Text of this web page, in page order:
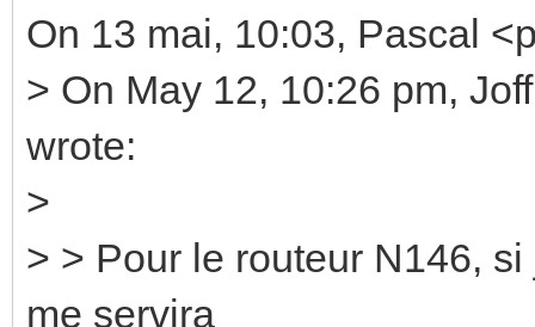
On 13 mai, 10:03, Pascal
> On May 12, 10:26 pm,
wrote:
>
> > Pour le routeur N146,
me servira